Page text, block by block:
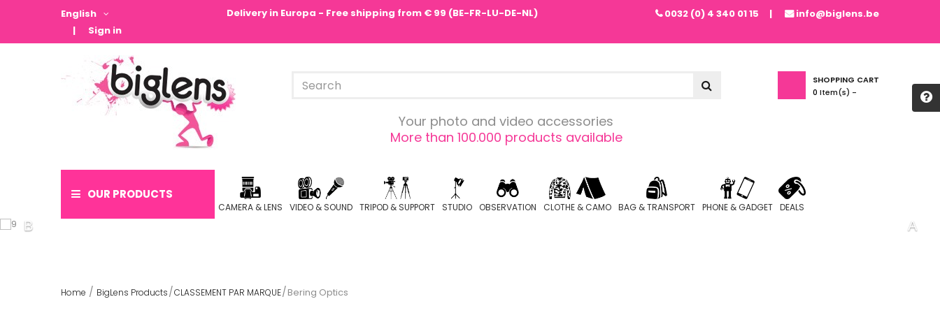
0032 (0) 4 340 01 15 info@biglens.be
English
Delivery in Europa - Free shipping from € 99 (BE-FR-LU-DE-NL)
Sign in
Your photo and video accessories
More than 100.000 products available
SHOPPING CART
0 Item(s) -
OUR PRODUCTS
CAMERA & LENS VIDEO & SOUND TRIPOD & SUPPORT STUDIO OBSERVATION CLOTHE & CAMO BAG & TRANSPORT PHONE & GADGET DEALS
Home BigLens Products CLASSEMENT PAR MARQUE Bering Optics